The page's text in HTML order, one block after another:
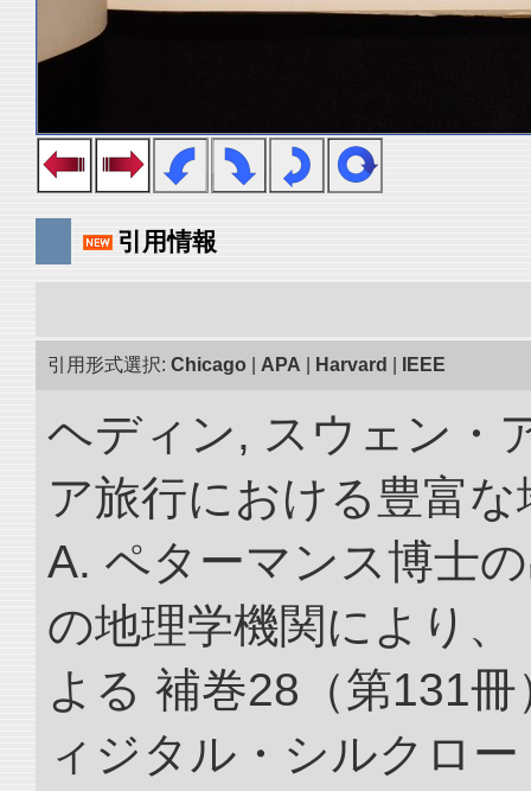
引用情報
引用形式選択: Chicago APA Harvard IEEE
ヘディン, スウェン・
ア旅行における豊富
A. ペターマンス博士
の地理学機関により
よる 補巻28（第131
ィジタル・シルクロ